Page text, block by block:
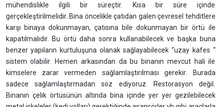
mühendislikle ilgili bir süreçtir. Kısa bir süre içinde
gerçekleştirilmelidir. Bina öncelikle çatıdan galen çevresel tehditlere
karşı binaya dokunmayan, çatısına bile dokunmayan bir örtü ile
kapatılmalıdır. Bu örtü daha sonra kullanabilecek ve başka buna
benzer yapıların kurtuluşuna olanak sağlayabilecek “uzay kafes “
sistem olabilir. Hemen arkasından da bu binanın mevcut hali ile
kimselere zarar vermeden sağlamlaştırılması gerekir. Burada
sadece sağlamlaştırmadan söz ediyoruz. Restorasyon değil.
Binanın çelik örtüsünün altında bina içinde yer yer gezilebilecek